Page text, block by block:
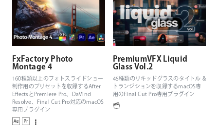
FxFactory Photo
Montage 4
160種類以上のフォトスライドショー
制作用のプリセットを収録するAfter
EffectsとPremiere Pro、DaVinci
Resolve、Final Cut Pro対応のmacOS
専用プラグイン
PremiumVFX Liquid
Glass Vol.2
45種類のリキッドグラスのタイトル &
トランジションを収録するmacOS専
用のFinal Cut Pro専用プラグイン